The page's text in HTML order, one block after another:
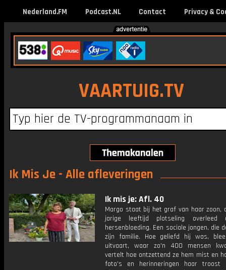
Nederland.FM Podcast.NL Contact Privacy &
VAARTUIG.TV
Ik Mis Je - Alle afleveringen
Ik mis je: Afl. 40
Margo staat bij het graf van haar zoon,
jarige leeftijd plotseling overleed
hersenbloeding. Een sociale jongen, die
zijn familie. Hoe geliefd hij was,
uitvaart, waar zo'n 400 mensen
vertelt hoe ontzettend ze hem mist en
foto's en herinneringen haar troost